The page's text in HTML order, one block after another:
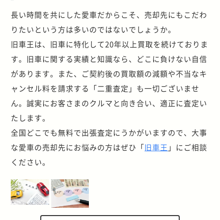
長い時間を共にした愛車だからこそ、売却先にもこだわ
りたいという方は多いのではないでしょうか。
旧車王は、旧車に特化して20年以上買取を続けておりま
す。旧車に関する実績と知識なら、どこに負けない自信
があります。また、ご契約後の買取額の減額や不当なキ
ャンセル料を請求する「二重査定」も一切ございませ
ん。誠実にお客さまのクルマと向き合い、適正に査定い
たします。
全国どこでも無料で出張査定にうかがいますので、大事
な愛車の売却先にお悩みの方はぜひ「旧車王 」にご相談
ください。